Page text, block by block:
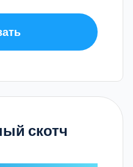
скотч